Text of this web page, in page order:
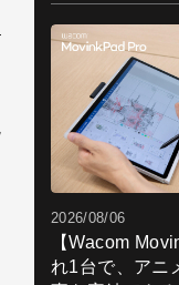
2026/08/06
【Wacom
れ1台で、アニ